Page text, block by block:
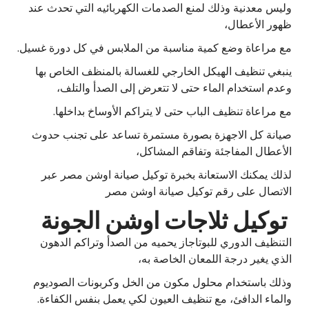
وليس معدنية وذلك لمنع الصدمات الكهربائيه التي تحدث عند
ظهور الأعطال،
مع مراعاة وضع كمية مناسبة من الملابس في كل دورة غسيل.
ينبغي تنظيف الهيكل الخارجي للغسالة بالمنظف الخاص بها
وعدم استخدام الماء حتى لا تتعرض إلى الصدأ والتلف،
مع مراعاة تنظيف الباب حتى لا يتراكم الأوساخ بداخلها.
صيانة كل الاجهزة بصورة مستمرة تساعد على تجنب حدوث
الأعطال المفاجئة وتفاقم المشاكل،
لذلك يمكنك الاستعانة بخبرة توكيل صيانة اوشن مصر عبر
الاتصال على رقم توكيل صيانة اوشن مصر
توكيل ثلاجات اوشن الجونة
التنظيف الدوري للبوتاجاز يحميه من الصدأ وتراكم الدهون
الذي يغير درجة اللمعان الخاصة به،
وذلك باستخدام محلول مكون من الخل وكربونات الصوديوم
والماء الدافئ، مع تنظيف العيون لكي يعمل بنفس الكفاءة.